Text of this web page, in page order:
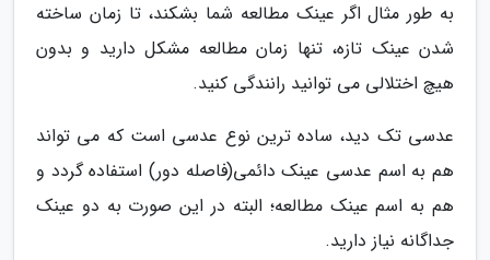
به طور مثال اگر عینک مطالعه شما بشکند، تا زمان ساخته
شدن عینک تازه، تنها زمان مطالعه مشکل دارید و بدون
هیچ اختلالی می توانید رانندگی کنید.
عدسی تک دید، ساده ترین نوع عدسی است که می تواند
هم به اسم عدسی عینک دائمی(فاصله دور) استفاده گردد و
هم به اسم عینک مطالعه؛ البته در این صورت به دو عینک
جداگانه نیاز دارید.